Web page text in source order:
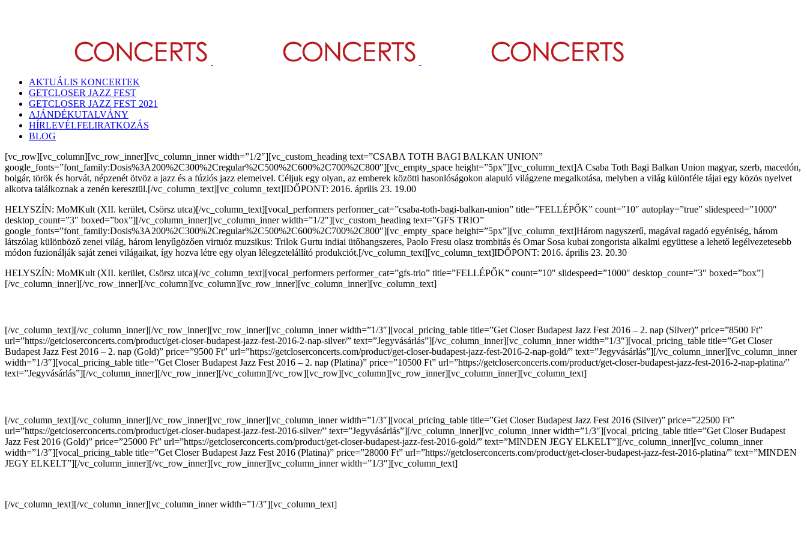
AKTUÁLIS KONCERTEK
GETCLOSER JAZZ FEST
GETCLOSER JAZZ FEST 2021
AJÁNDÉKUTALVÁNY
HÍRLEVÉLFELIRATKOZÁS
BLOG
[vc_row][vc_column][vc_row_inner][vc_column_inner width=”1/2″][vc_custom_heading text=”CSABA TOTH BAGI BALKAN UNION”
google_fonts=”font_family:Dosis%3A200%2C300%2Cregular%2C500%2C600%2C700%2C800″][vc_empty_space height=”5px”][vc_column_text]A Csaba Toth Bagi Balkan Union magyar, szerb, macedón,
bolgár, török és horvát, népzenét ötvöz a jazz és a fúziós jazz elemeivel. Céljuk egy olyan, az emberek közötti hasonlóságokon alapuló világzene megalkotása, melyben a világ különféle tájai egy közös nyelvet
alkotva találkoznak a zenén keresztül.[/vc_column_text][vc_column_text]IDŐPONT: 2016. április 23. 19.00
HELYSZÍN: MoMKult (XII. kerület, Csörsz utca)[/vc_column_text][vocal_performers performer_cat=”csaba-toth-bagi-balkan-union” title=”FELLÉPŐK” count=”10″ autoplay=”true” slidespeed=”1000″
desktop_count=”3″ boxed=”box”][/vc_column_inner][vc_column_inner width=”1/2″][vc_custom_heading text=”GFS TRIO”
google_fonts=”font_family:Dosis%3A200%2C300%2Cregular%2C500%2C600%2C700%2C800″][vc_empty_space height=”5px”][vc_column_text]Három nagyszerű, magával ragadó egyéniség, három
látszólag különböző zenei világ, három lenyűgözően virtuóz muzsikus: Trilok Gurtu indiai ütőhangszeres, Paolo Fresu olasz trombitás és Omar Sosa kubai zongorista alkalmi együttese a lehető legélvezetesebb
módon fuzionálják saját zenei világaikat, így hozva létre egy olyan lélegzetelállító produkciót.[/vc_column_text][vc_column_text]IDŐPONT: 2016. április 23. 20.30
HELYSZÍN: MoMKult (XII. kerület, Csörsz utca)[/vc_column_text][vocal_performers performer_cat=”gfs-trio” title=”FELLÉPŐK” count=”10″ slidespeed=”1000″ desktop_count=”3″ boxed=”box”]
[/vc_column_inner][/vc_row_inner][/vc_column][vc_column][vc_row_inner][vc_column_inner][vc_column_text]
[/vc_column_text][/vc_column_inner][/vc_row_inner][vc_row_inner][vc_column_inner width=”1/3″][vocal_pricing_table title=”Get Closer Budapest Jazz Fest 2016 – 2. nap (Silver)” price=”8500 Ft”
url=”https://getcloserconcerts.com/product/get-closer-budapest-jazz-fest-2016-2-nap-silver/” text=”Jegyvásárlás”][/vc_column_inner][vc_column_inner width=”1/3″][vocal_pricing_table title=”Get Closer
Budapest Jazz Fest 2016 – 2. nap (Gold)” price=”9500 Ft” url=”https://getcloserconcerts.com/product/get-closer-budapest-jazz-fest-2016-2-nap-gold/” text=”Jegyvásárlás”][/vc_column_inner][vc_column_inner
width=”1/3″][vocal_pricing_table title=”Get Closer Budapest Jazz Fest 2016 – 2. nap (Platina)” price=”10500 Ft” url=”https://getcloserconcerts.com/product/get-closer-budapest-jazz-fest-2016-2-nap-platina/”
text=”Jegyvásárlás”][/vc_column_inner][/vc_row_inner][/vc_column][/vc_row][vc_row][vc_column][vc_row_inner][vc_column_inner][vc_column_text]
[/vc_column_text][/vc_column_inner][/vc_row_inner][vc_row_inner][vc_column_inner width=”1/3″][vocal_pricing_table title=”Get Closer Budapest Jazz Fest 2016 (Silver)” price=”22500 Ft”
url=”https://getcloserconcerts.com/product/get-closer-budapest-jazz-fest-2016-silver/” text=”Jegyvásárlás”][/vc_column_inner][vc_column_inner width=”1/3″][vocal_pricing_table title=”Get Closer Budapest
Jazz Fest 2016 (Gold)” price=”25000 Ft” url=”https://getcloserconcerts.com/product/get-closer-budapest-jazz-fest-2016-gold/” text=”MINDEN JEGY ELKELT”][/vc_column_inner][vc_column_inner
width=”1/3″][vocal_pricing_table title=”Get Closer Budapest Jazz Fest 2016 (Platina)” price=”28000 Ft” url=”https://getcloserconcerts.com/product/get-closer-budapest-jazz-fest-2016-platina/” text=”MINDEN
JEGY ELKELT”][/vc_column_inner][/vc_row_inner][vc_row_inner][vc_column_inner width=”1/3″][vc_column_text]
[/vc_column_text][/vc_column_inner][vc_column_inner width=”1/3″][vc_column_text]